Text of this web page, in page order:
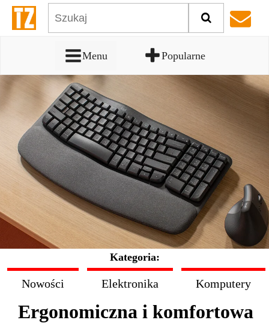
Menu Popularne
Kategoria:
Nowości Elektronika Komputery
Ergonomiczna i komfortowa